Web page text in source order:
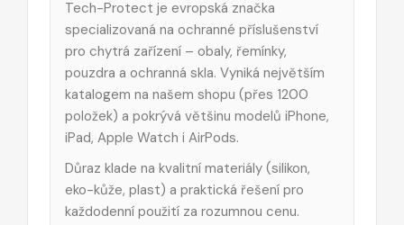
Tech-Protect je evropská značka
specializovaná na ochranné příslušenství
pro chytrá zařízení – obaly, řemínky,
pouzdra a ochranná skla. Vyniká největším
katalogem na našem shopu (přes 1200
položek) a pokrývá většinu modelů iPhone,
iPad, Apple Watch i AirPods.
Důraz klade na kvalitní materiály (silikon,
eko-kůže, plast) a praktická řešení pro
každodenní použití za rozumnou cenu.